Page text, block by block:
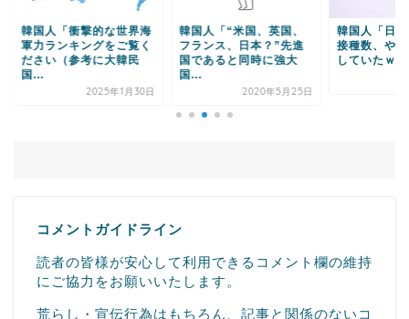
人「衝撃的な世界海
ランキングをご覧く
い（参考に大韓民
2025年1月30日
韓国人「“米国、英国、
フランス、日本？”先進
国であると同時に強大
2020年5月25日
韓国人「日本のワク
接種数、やっぱりご
していたｗｗｗｗｗ
コメントガイドライン
読者の皆様が安心して利用できるコメント欄の維持
にご協力をお願いいたします。
荒らし・宣伝行為はもちろん、記事と関係のないコ